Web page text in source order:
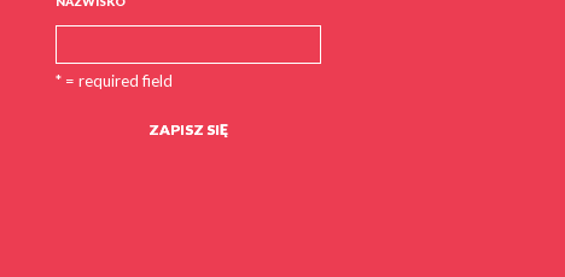
* = required field